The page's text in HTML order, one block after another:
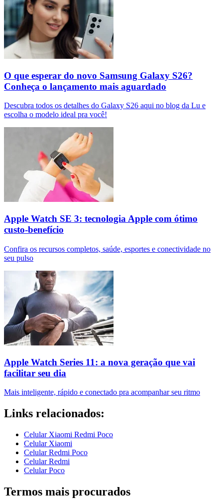
O que esperar do novo Samsung Galaxy S26?
Conheça o lançamento mais aguardado
Descubra todos os detalhes do Galaxy S26 aqui no blog da Lu e
escolha o modelo ideal pra você!
Apple Watch SE 3: tecnologia Apple com ótimo
custo-benefício
Confira os recursos completos, saúde, esportes e conectividade no
seu pulso
Apple Watch Series 11: a nova geração que vai
facilitar seu dia
Mais inteligente, rápido e conectado pra acompanhar seu ritmo
Links relacionados:
Celular Xiaomi Redmi Poco
Celular Xiaomi
Celular Redmi Poco
Celular Redmi
Celular Poco
Termos mais procurados